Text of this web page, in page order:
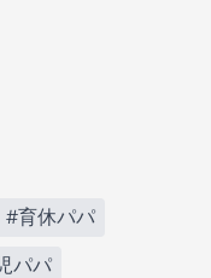
#育休パパ
パパ